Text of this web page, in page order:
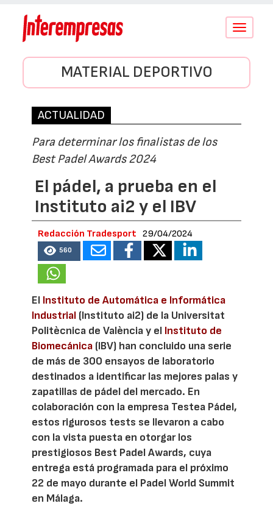
Conmutar
MATERIAL DEPORTIVO
ACTUALIDAD
Para determinar los finalistas de los
Best Padel Awards 2024
El pádel, a prueba en el
Instituto ai2 y el IBV
Redacción Tradesport 29/04/2024
560
El Instituto de Automática e Informática
Industrial (Instituto ai2) de la Universitat
Politècnica de València y el Instituto de
Biomecánica (IBV) han concluido una serie
de más de 300 ensayos de laboratorio
destinados a identificar las mejores palas y
zapatillas de pádel del mercado. En
colaboración con la empresa Testea Pádel,
estos rigurosos tests se llevaron a cabo
con la vista puesta en otorgar los
prestigiosos Best Padel Awards, cuya
entrega está programada para el próximo
22 de mayo durante el Padel World Summit
en Málaga.